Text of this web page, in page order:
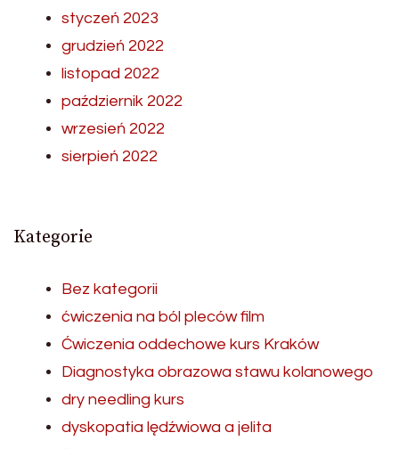
styczeń 2023
grudzień 2022
listopad 2022
październik 2022
wrzesień 2022
sierpień 2022
Kategorie
Bez kategorii
ćwiczenia na ból pleców film
Ćwiczenia oddechowe kurs Kraków
Diagnostyka obrazowa stawu kolanowego
dry needling kurs
dyskopatia lędźwiowa a jelita